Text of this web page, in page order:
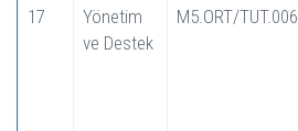
17
Yönetim
ve Destek
M5.ORT/TUT.006